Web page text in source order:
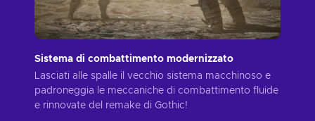
Sistema di combattimento modernizzato
Lasciati alle spalle il vecchio sistema macchinoso e
padroneggia le meccaniche di combattimento fluide
e rinnovate del remake di Gothic!